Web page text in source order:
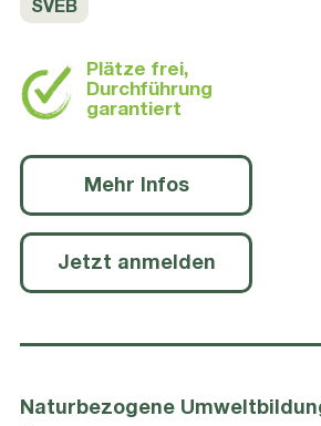
SVEB
Plätze frei,
Durchführung
garantiert
Mehr Infos
Jetzt anmelden
Naturbezogene